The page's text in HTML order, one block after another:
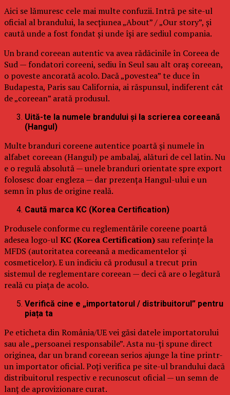
Aici se lămuresc cele mai multe confuzii. Intră pe site-ul
oficial al brandului, la secțiunea „About” / „Our story”, și
caută unde a fost fondat și unde își are sediul compania.
Un brand coreean autentic va avea rădăcinile în Coreea de
Sud — fondatori coreeni, sediu în Seul sau alt oraș coreean,
o poveste ancorată acolo. Dacă „povestea” te duce în
Budapesta, Paris sau California, ai răspunsul, indiferent cât
de „coreean” arată produsul.
Uită-te la numele brandului și la scrierea coreeană
(Hangul)
Multe branduri coreene autentice poartă și numele în
alfabet coreean (Hangul) pe ambalaj, alături de cel latin. Nu
e o regulă absolută — unele branduri orientate spre export
folosesc doar engleza — dar prezența Hangul-ului e un
semn în plus de origine reală.
Caută marca KC (Korea Certification)
Produsele conforme cu reglementările coreene poartă
adesea logo-ulKC (Korea Certification) sau referințe la
MFDS (autoritatea coreeană a medicamentelor și
cosmeticelor). E un indiciu că produsul a trecut prin
sistemul de reglementare coreean — deci că are o legătură
reală cu piața de acolo.
Verifică cine e „importatorul / distribuitorul” pentru
piața ta
Pe eticheta din România/UE vei găsi datele importatorului
sau ale „persoanei responsabile”. Asta nu-ți spune direct
originea, dar un brand coreean serios ajunge la tine printr-
un importator oficial. Poți verifica pe site-ul brandului dacă
distribuitorul respectiv e recunoscut oficial — un semn de
lanț de aprovizionare curat.